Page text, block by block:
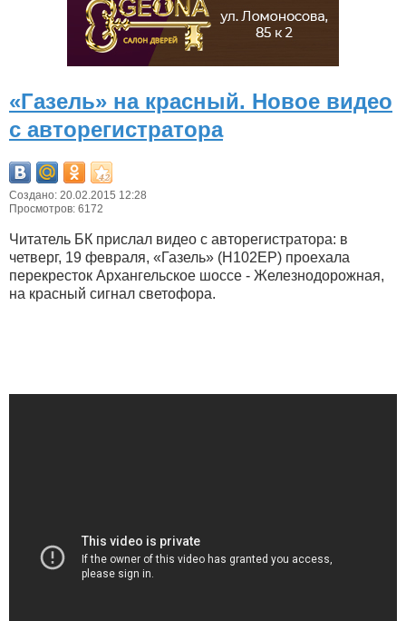
«Газель» на красный. Новое видео
с авторегистратора
Создано: 20.02.2015 12:28
Просмотров: 6172
Читатель БК прислал видео с авторегистратора: в
четверг, 19 февраля, «Газель» (Н102ЕР) проехала
перекресток Архангельское шоссе - Железнодорожная,
на красный сигнал светофора.